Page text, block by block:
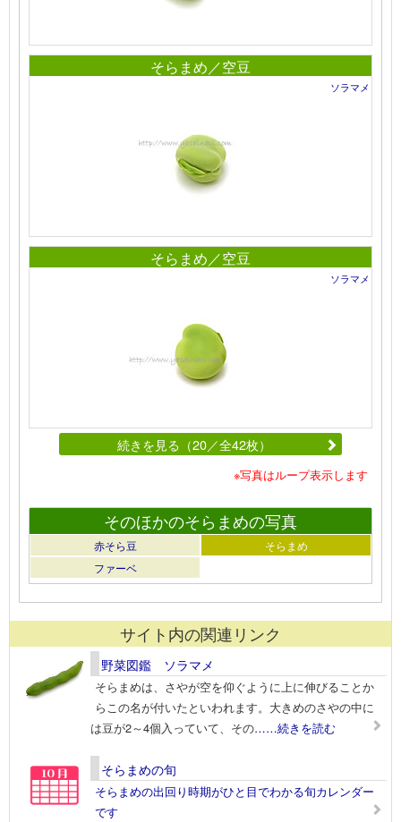
そらまめ／空豆
ソラマメ
そらまめ／空豆
ソラマメ
続きを見る（20／全42枚）
※写真はループ表示します
そのほかのそらまめの写真
赤そら豆
そらまめ
ファーベ
サイト内の関連リンク
野菜図鑑 ソラマメ
そらまめは、さやが空を仰ぐように上に伸びることか
らこの名が付いたといわれます。大きめのさやの中に
は豆が2～4個入っていて、その……続きを読む
そらまめの旬
そらまめの出回り時期がひと目でわかる旬カレンダー
です